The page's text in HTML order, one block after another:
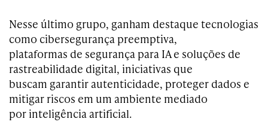
Nesse último grupo, ganham destaque tecnologias
como cibersegurança preemptiva,
plataformas de segurança para IA e soluções de
rastreabilidade digital, iniciativas que
buscam garantir autenticidade, proteger dados e
mitigar riscos em um ambiente mediado
por inteligência artificial.